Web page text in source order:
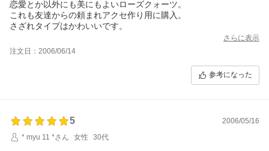
恋愛とか以外にも美にもよいローズクォーツ。
これも友達からの頼まれアクセ作り用に購入。
さざれタイプはかわいいです。
さらに表示
注文日：2006/06/14
参考になった
5
2006/05/16
* myu 11 *さん
女性 30代